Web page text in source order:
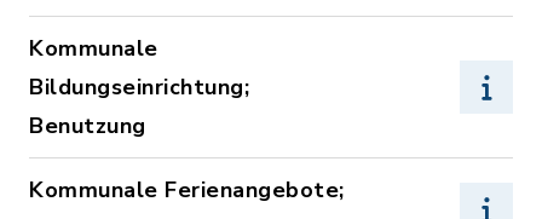
Kommunale
Bildungseinrichtung;
Benutzung
Kommunale Ferienangebote;